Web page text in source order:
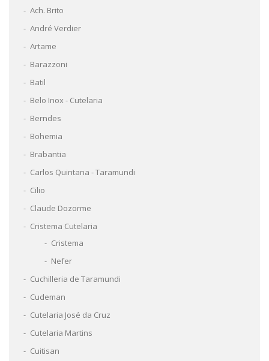
Ach. Brito
André Verdier
Artame
Barazzoni
Batil
Belo Inox - Cutelaria
Berndes
Bohemia
Brabantia
Carlos Quintana - Taramundi
Cilio
Claude Dozorme
Cristema Cutelaria
Cristema
Nefer
Cuchilleria de Taramundi
Cudeman
Cutelaria José da Cruz
Cutelaria Martins
Cuitisan